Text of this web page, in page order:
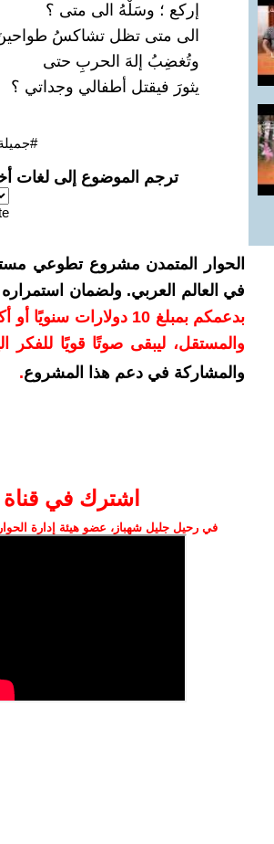
إركع ؛ وسَلْهُ الى متى ؟
الى متى تظل تشاكسُ طواحينَ
وتُغضِبُ إلهَ الحربِ حتى
يثورَ فيقتل أطفالي وجداتي ؟
ترجم الموضوع إلى لغات
الحوار المتمدن مشروع تطوعي
في العالم العربي. ولضمان
بدعمكم بمبلغ 10
والمستقل، ليبقى صوتًا قويًا للفكر
والمشاركة في دعم هذا المشروع.
اشترك في قناة
في رحيل جليل شهباز، عضو هيئة إدارة